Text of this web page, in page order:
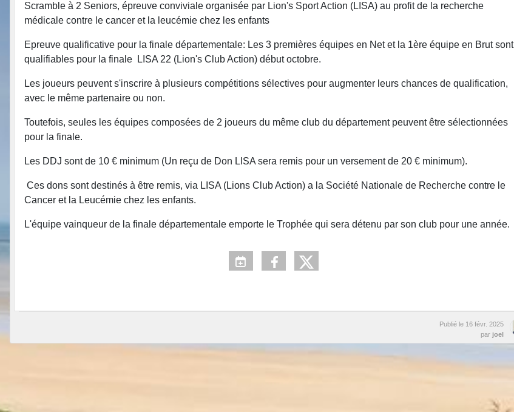
Scramble à 2 Seniors, épreuve conviviale organisée par Lion's Sport Action (LISA) au profit de la recherche
médicale contre le cancer et la leucémie chez les enfants
Epreuve qualificative pour la finale départementale: Les 3 premières équipes en Net et la 1ère équipe en Brut sont
qualifiables pour la finale LISA 22 (Lion's Club Action) début octobre.
Les joueurs peuvent s'inscrire à plusieurs compétitions sélectives pour augmenter leurs chances de qualification,
avec le même partenaire ou non.
Toutefois, seules les équipes composées de 2 joueurs du même club du département peuvent être sélectionnées
pour la finale.
Les DDJ sont de 10 € minimum (Un reçu de Don LISA sera remis pour un versement de 20 € minimum).
Ces dons sont destinés à être remis, via LISA (Lions Club Action) a la Société Nationale de Recherche contre le
Cancer et la Leucémie chez les enfants.
L'équipe vainqueur de la finale départementale emporte le Trophée qui sera détenu par son club pour une année.
Publié le 16 févr. 2025
par joel